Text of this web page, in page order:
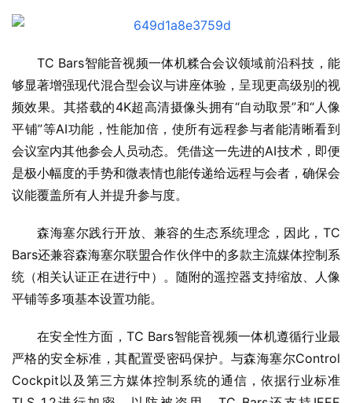
TC Bars智能音视频一体机糅合会议领域前沿科技，能
够显著增强现代混合型会议与讲座体验，呈现更高级别的视
频效果。其搭载的4K超高清摄像头拥有“自动取景”和“人像
平铺”等AI功能，性能加倍，使所有远程参与者能清晰看到
会议室内其他参会人员动态。凭借这一先进的AI技术，即便
是极小幅度的手势和微表情也能传递给远程与会者，确保会
议能覆盖所有人并提升参与度。
森海塞尔践行开放、兼容的生态系统理念，因此，TC
Bars还兼容森海塞尔联盟合作伙伴中的多款主流媒体控制系
统（相关认证正在进行中）。随附的遥控器支持缩放、人像
平铺等多项基本设置功能。
在安全性方面，TC Bars智能音视频一体机遵循行业最
严格的安全标准，其配置受密码保护。与森海塞尔Control
Cockpit以及第三方媒体控制系统的通信，依据行业标准